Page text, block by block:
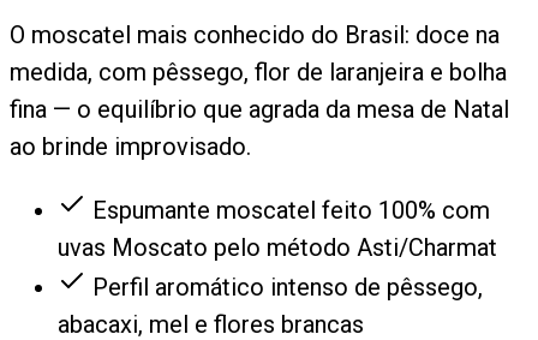
O moscatel mais conhecido do Brasil: doce na
medida, com pêssego, flor de laranjeira e bolha
fina — o equilíbrio que agrada da mesa de Natal
ao brinde improvisado.
Espumante moscatel feito 100% com
uvas Moscato pelo método Asti/Charmat
Perfil aromático intenso de pêssego,
abacaxi, mel e flores brancas